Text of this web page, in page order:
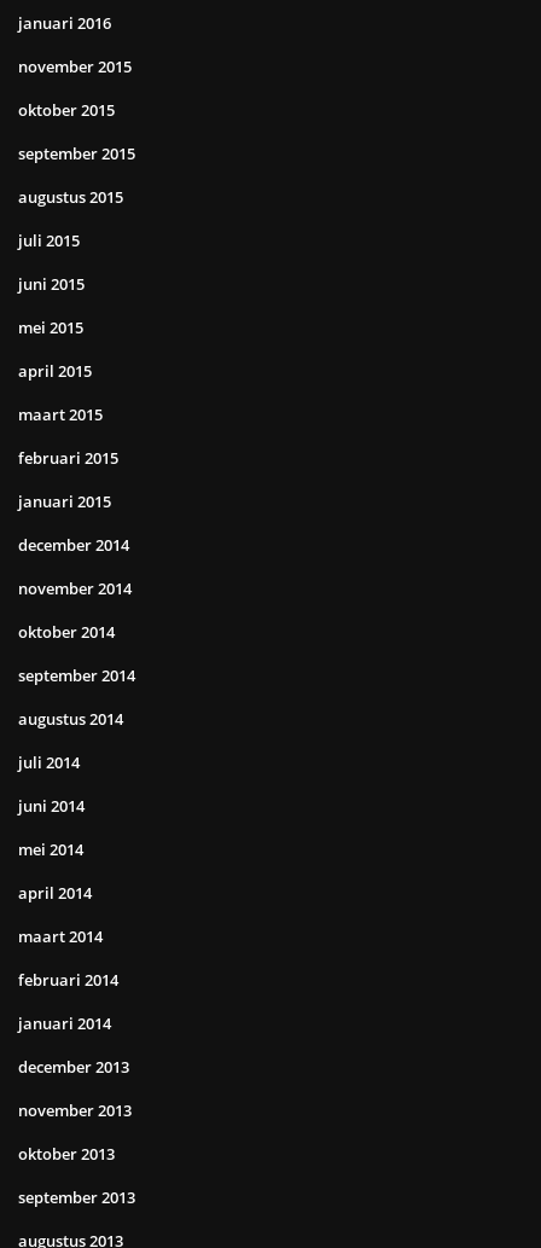
januari 2016
november 2015
oktober 2015
september 2015
augustus 2015
juli 2015
juni 2015
mei 2015
april 2015
maart 2015
februari 2015
januari 2015
december 2014
november 2014
oktober 2014
september 2014
augustus 2014
juli 2014
juni 2014
mei 2014
april 2014
maart 2014
februari 2014
januari 2014
december 2013
november 2013
oktober 2013
september 2013
augustus 2013